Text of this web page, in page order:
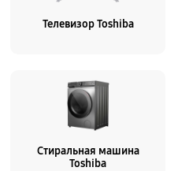
Телевизор Toshiba
Стиральная машина
Toshiba